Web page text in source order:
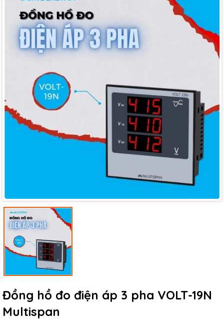
Đồng hồ đo điện áp 3 pha VOLT-19N
Multispan
Mã giảm giá:
Ngày hết hạn:
Điều kiện: